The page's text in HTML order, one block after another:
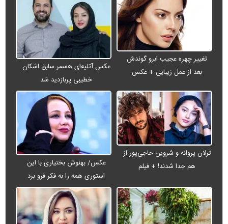
تغییر چهره عجیب ابرو گوندش
بعد از عمل زیبایی + عکس
عکس آتلیه‌ای همسر سابق اشکان
خطیبی پربازدید شد
ترلان پروانه و شروین حاجی‌پور از
هم جدا شدند! + فیلم
عکس/ بهنوش بختیاری با این
استوری همه را به فکر فرو برد